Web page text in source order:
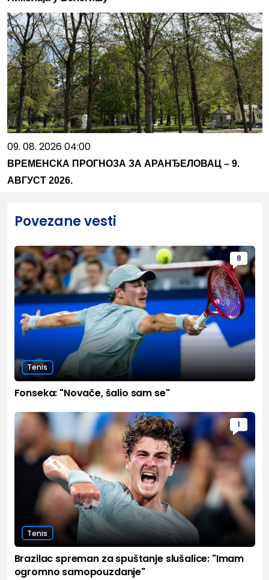
09. 08. 2026 04:00
ВРЕМЕНСКА ПРОГНОЗА ЗА АРАНЂЕЛОВАЦ – 9.
АВГУСТ 2026.
Povezane vesti
8
Tenis
Fonseka: "Novače, šalio sam se"
1
Tenis
Brazilac spreman za spuštanje slušalice: "Imam
ogromno samopouzdanje"